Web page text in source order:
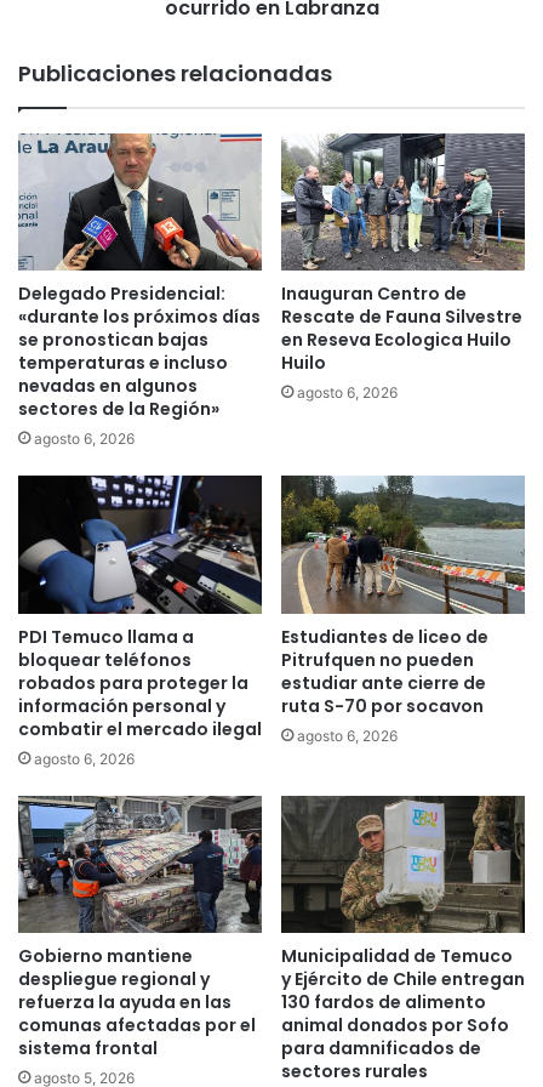
l
i
z
a
á
i
m
p
u
t
a
d
o
e
m
i
c
i
d
i
o
c
u
r
r
i
d
o
e
n
L
a
b
ocurrido en Labranza
Publicaciones relacionadas
Delegado Presidencial:
«durante los próximos días
se pronostican bajas
temperaturas e incluso
nevadas en algunos
sectores de la Región»
agosto 6, 2026
Inauguran Centro de
Rescate de Fauna Silvestre
en Reseva Ecologica Huilo
Huilo
agosto 6, 2026
PDI Temuco llama a
bloquear teléfonos
robados para proteger la
información personal y
combatir el mercado ilegal
agosto 6, 2026
Estudiantes de liceo de
Pitrufquen no pueden
estudiar ante cierre de
ruta S-70 por socavon
agosto 6, 2026
Gobierno mantiene
despliegue regional y
refuerza la ayuda en las
comunas afectadas por el
sistema frontal
agosto 5, 2026
Municipalidad de Temuco
y Ejército de Chile entregan
130 fardos de alimento
animal donados por Sofo
para damnificados de
sectores rurales